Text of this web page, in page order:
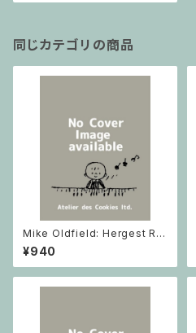
同じカテゴリの商品
Mike Oldfield: Hergest Rid
ge / ピアノ
¥940